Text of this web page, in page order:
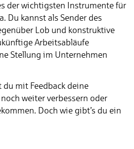
der wichtigsten Instrumente für
Du kannst als Sender des
Lob und konstruktive
Arbeitsabläufe
Stellung im Unternehmen
du mit Feedback deine
weiter verbessern oder
Doch wie gibt’s du ein